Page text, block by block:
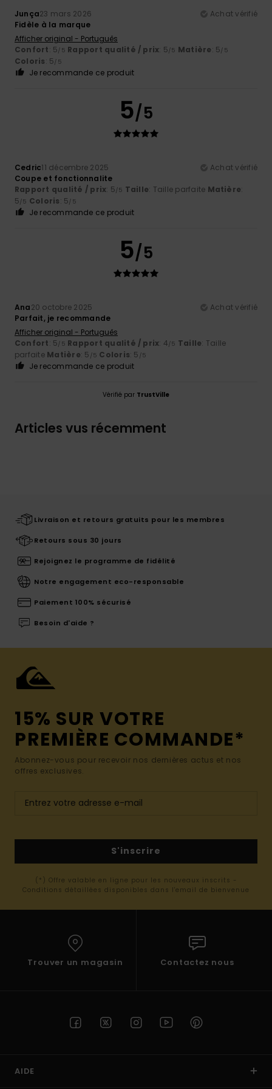
Junça23 mars 2026
Achat vérifié
Fidèle à la marque
Afficher original - Português
Confort: 5/5 Rapport qualité / prix: 5/5 Matière: 5/5
Coloris: 5/5
Je recommande ce produit
5/5
Cedric11 décembre 2025
Achat vérifié
Coupe et fonctionnalite
Rapport qualité / prix: 5/5 Taille: Taille parfaite Matière:
5/5 Coloris: 5/5
Je recommande ce produit
5/5
Ana20 octobre 2025
Achat vérifié
Parfait, je recommande
Afficher original - Português
Confort: 5/5 Rapport qualité / prix: 4/5 Taille: Taille
parfaite Matière: 5 /5 Coloris: 5 /5
Je recommande ce produit
Vérifié par TrustVille
Articles vus récemment
Livraison et retours gratuits pour les membres
Retours sous 30 jours
Rejoignez le programme de fidélité
Notre engagement eco-responsable
Paiement 100% sécurisé
Besoin d'aide ?
15% SUR VOTRE
PREMIÈRE COMMANDE*
Abonnez-vous pour recevoir nos dernières actus et nos
offres exclusives.
S'inscrire
(*) Offre valable en ligne pour les nouveaux inscrits -
Conditions détaillées disponibles dans l'email de bienvenue
Trouver un magasin Contactez nous
AIDE